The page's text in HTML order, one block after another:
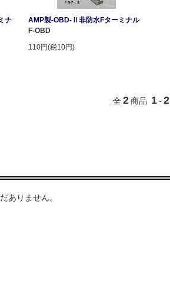
ナ
AMP製-OBD-Ⅱ非防水Fターミナル
F-OBD
110円(税10円)
全2商品 1- 2
ありません。